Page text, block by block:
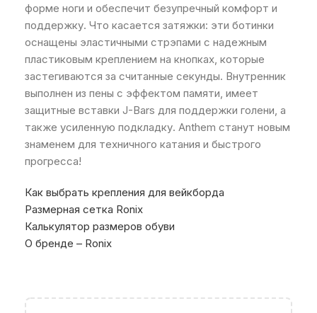
форме ноги и обеспечит безупречный комфорт и
поддержку. Что касается затяжки: эти ботинки
оснащены эластичными стрэпами с надежным
пластиковым креплением на кнопках, которые
застегиваются за считанные секунды. Внутренник
выполнен из пены с эффектом памяти, имеет
защитные вставки J-Bars для поддержки голени, а
также усиленную подкладку. Anthem станут новым
знаменем для техничного катания и быстрого
прогресса!
Как выбрать крепления для вейкборда
Размерная сетка Ronix
Калькулятор размеров обуви
О бренде – Ronix